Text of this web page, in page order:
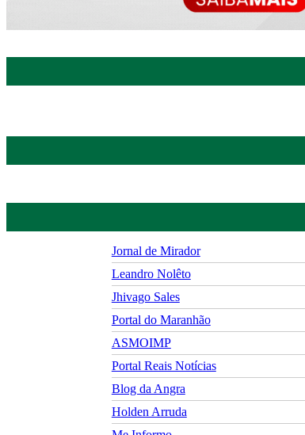
Jornal de Mirador
Leandro Nolêto
Jhivago Sales
Portal do Maranhão
ASMOIMP
Portal Reais Notí­cias
Blog da Angra
Holden Arruda